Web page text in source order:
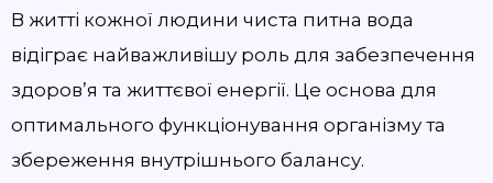
В житті кожної людини чиста питна вода
відіграє найважливішу роль для забезпечення
здоров’я та життєвої енергії. Це основа для
оптимального функціонування організму та
збереження внутрішнього балансу.